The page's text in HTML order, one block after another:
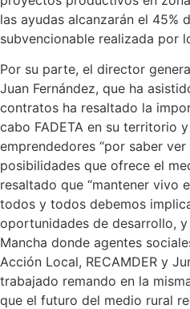
las ayudas alcanzarán el 45%
subvencionable realizada por
Por su parte, el director
Juan Fernández, que ha
contratos ha resaltado la
cabo FADETA en su territorio
emprendedores “por saber
posibilidades que ofrece el
resaltado que “mantener vivo
todos y todos debemos
oportunidades de desarrollo,
Mancha donde agentes
Acción Local, RECAMDER y
trabajado remando en la
que el futuro del medio rural